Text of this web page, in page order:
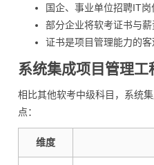
国企、事业单位招聘IT
部分企业将软考证书与
证书是项目管理能力的客
系统集成项目管理
相比其他软考中级科目，系统
点：
维度